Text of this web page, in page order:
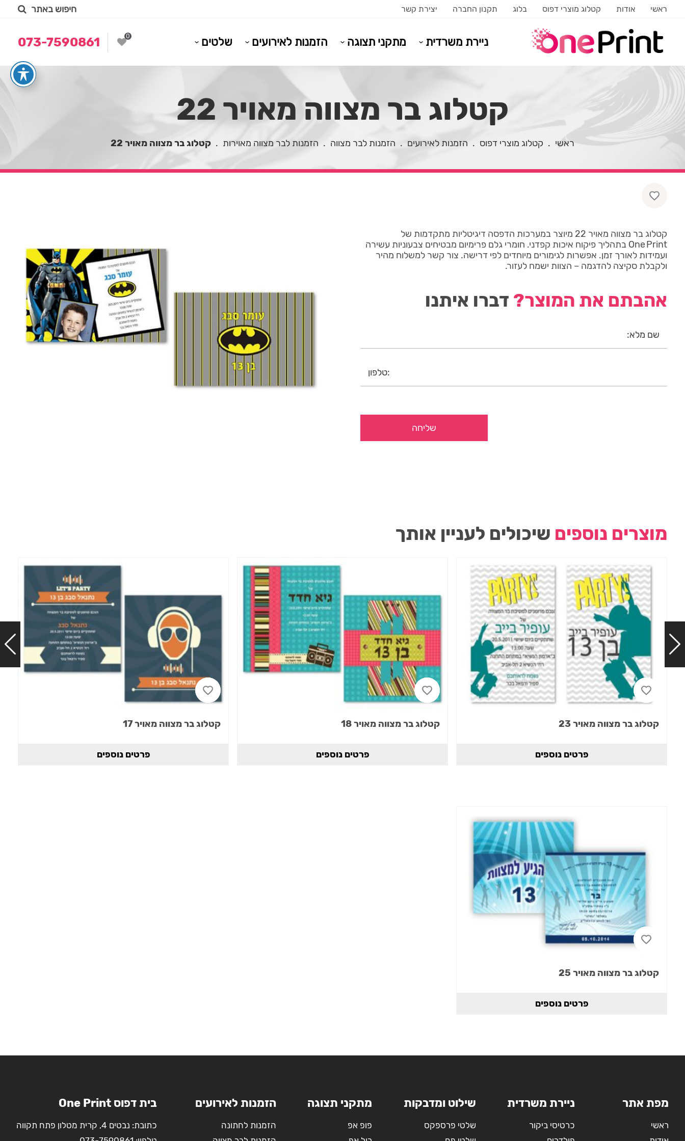
ראשי אודות קטלוג מוצרי דפוס בלוג תקנון החברה יצירת קשר חיפוש באתר
ניירת משרדית מתקני תצוגה הזמנות לאירועים שלטים 0
073-7590861
קטלוג בר מצווה מאויר 22
ראשי . קטלוג מוצרי דפוס . הזמנות לאירועים . הזמנות לבר מצווה . הזמנות לבר מצווה מאוירות . קטלוג בר מצווה מאויר 22
קטלוג בר מצווה מאויר 22 מיוצר במערכות הדפסה דיגיטליות מתקדמות של
One Print בתהליך פיקוח איכות קפדני. חומרי גלם פרימיום מבטיחים צבעוניות עשירה
ועמידות לאורך זמן. אפשרות לגימורים מיוחדים לפי דרישה. צור קשר למשלוח מהיר
ולקבלת סקיצה להדגמה – הצוות ישמח לעזור.
אהבתם את המוצר? דברו איתנו
מוצרים נוספים שיכולים לעניין אותך
קטלוג בר מצווה מאויר 23
פרטים נוספים
קטלוג בר מצווה מאויר 18
פרטים נוספים
קטלוג בר מצווה מאויר 17
פרטים נוספים
קטלוג בר מצווה מאויר 25
פרטים נוספים
מפת אתר
ראשי
ניירת משרדית
כרטיסי ביקור
שילוט ומדבקות
שלטי פרספקס
מתקני תצוגה
פופ אפ
הזמנות לאירועים
הזמנות לחתונה
בית דפוס One Print
כתובת: נבטים 4, קרית מטלון פתח תקווה